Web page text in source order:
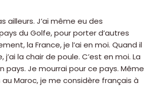
ailleurs. J’ai même eu des
du Golfe, pour porter d’autres
la France, je l’ai en moi. Quand il
j’ai la chair de poule. C’est en moi. La
pays. Je mourrai pour ce pays. Même
au Maroc, je me considère français à